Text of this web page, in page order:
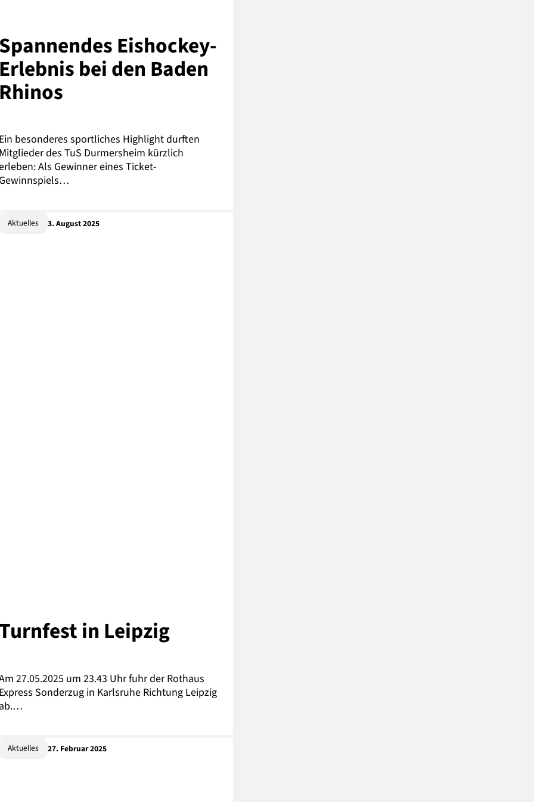
Spannendes Eishockey-
Erlebnis bei den Baden
Rhinos
Ein besonderes sportliches Highlight durften
Mitglieder des TuS Durmersheim kürzlich
Als Gewinner eines Ticket-
Gewinnspiels…
Aktuelles 3. August 2025
in Leipzig
27.05.2025 um 23.43 Uhr fuhr der Rothaus
Express Sonderzug in Karlsruhe Richtung Leipzig
ab.…
Aktuelles 27. Februar 2025